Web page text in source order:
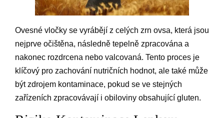
Ovesné vločky se vyrábějí z celých zrn ovsa, která jsou
nejprve očištěna, následně tepelně zpracována a
nakonec rozdrcena nebo valcovaná. Tento proces je
klíčový pro zachování nutričních hodnot, ale také může
být zdrojem kontaminace, pokud se ve stejných
zařízeních zpracovávají i obiloviny obsahující gluten.